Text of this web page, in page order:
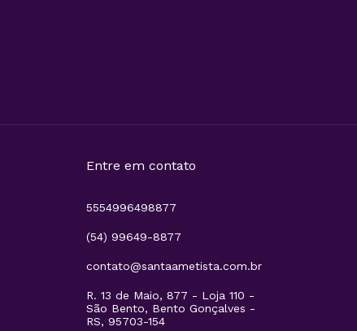
Entre em contato
5554996498877
(54) 99649-8877
contato@santaametista.com.br
R. 13 de Maio, 877 - Loja 110 -
São Bento, Bento Gonçalves -
RS, 95703-154